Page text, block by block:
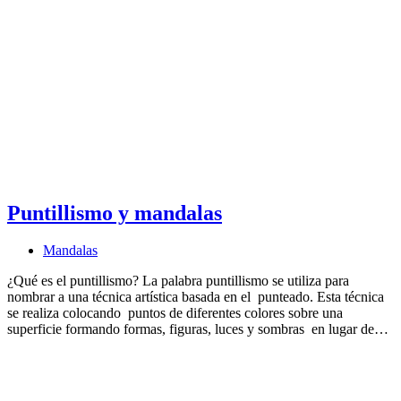
Puntillismo y mandalas
Mandalas
¿Qué es el puntillismo? La palabra puntillismo se utiliza para
nombrar a una técnica artística basada en el punteado. Esta técnica
se realiza colocando puntos de diferentes colores sobre una
superficie formando formas, figuras, luces y sombras en lugar de…